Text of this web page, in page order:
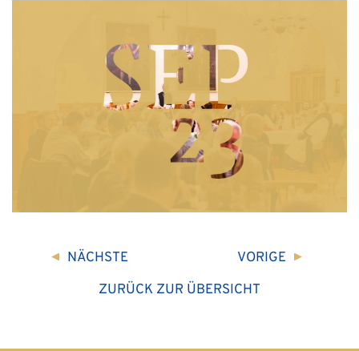
NÄCHSTE
ZURÜCK ZUR ÜBERSICHT
VORIGE